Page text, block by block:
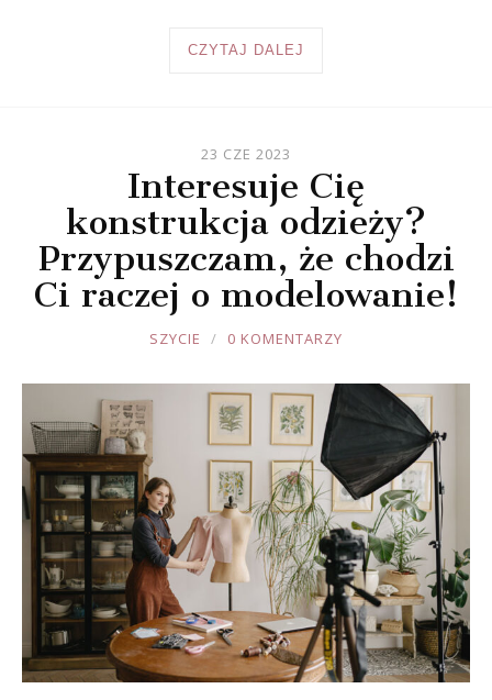
CZYTAJ DALEJ
23 CZE 2023
Interesuje Cię
konstrukcja odzieży?
Przypuszczam, że chodzi
Ci raczej o modelowanie!
JOULE
SZYCIE 0 KOMENTARZY